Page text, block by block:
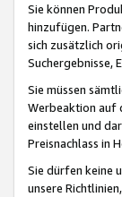
Sie können
hinzufügen.
sich zusätzlich
Suchergebnisse,
Sie müssen
Werbeaktion auf
einstellen und
Preisnachlass in
Sie dürfen keine
unsere